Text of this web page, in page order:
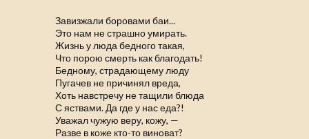
Завизжали боровами баи...
Это нам не страшно умирать.
Жизнь у люда бедного такая,
Что порою смерть как благодать!
Бедному, страдающему люду
Пугачев не причинял вреда,
Хоть навстречу не тащили блюда
С яствами. Да где у нас еда?!
Уважал чужую веру, кожу, —
Разве в коже кто-то виноват?